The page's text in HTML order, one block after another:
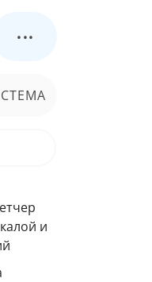
...
и